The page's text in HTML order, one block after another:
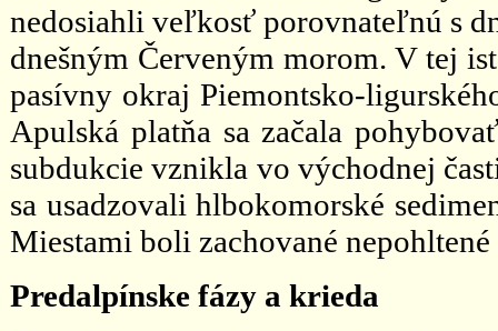
nedosiahli veľkosť porovnateľnú s
dnešným Červeným morom. V tej
pasívny okraj Piemontsko-
Apulská platňa sa začala
subdukcie vznikla vo východnej
sa usadzovali hlbokomorské
Miestami boli zachované
Predalpínske fázy a krieda